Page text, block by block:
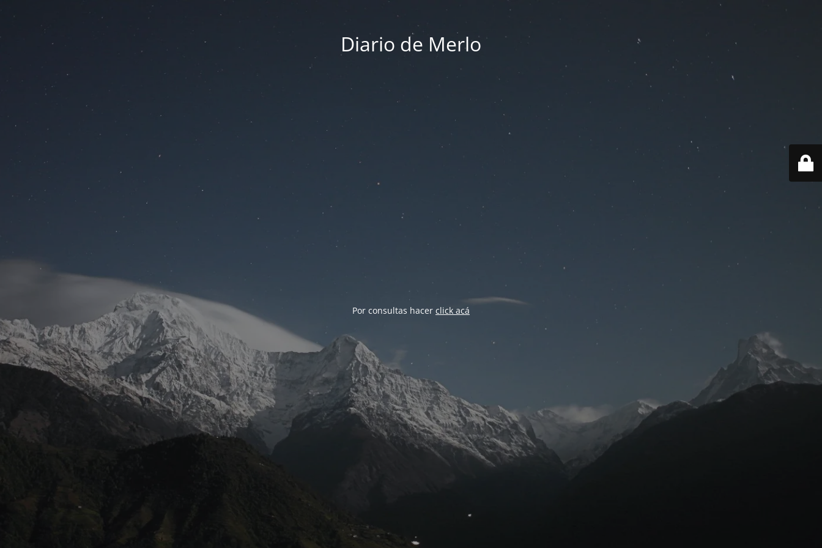
Diario de Merlo
Por consultas hacer click acá